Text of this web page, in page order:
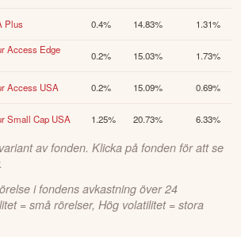
Plus 0.4% 14.83%
1.31%
Access Edge
0.2% 15.03% 1.73%
Access USA 0.2% 15.09% 0.69%
Small Cap USA 1.25% 20.73% 6.33%
av fonden. Klicka på fonden för att se
i fondens avkastning över 24
= små rörelser, Hög volatilitet = stora